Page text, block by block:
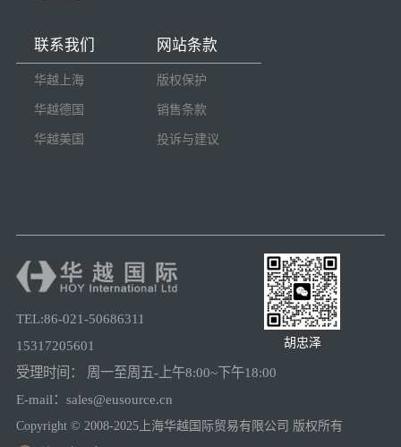
联系我们
华越上海
华越德国
华越美国
网站条款
版权保护
销售条款
投诉与建议
TEL:86-021-50686311
15317205601
受理时间： 周一至周五-上午8:00~下午18:00
E-mail：sales@eusource.cn
胡忠泽
Copyright © 2008-2025上海华越国际贸易有限公司 版权所有